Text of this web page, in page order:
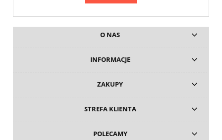
O NAS
INFORMACJE
ZAKUPY
STREFA KLIENTA
POLECAMY